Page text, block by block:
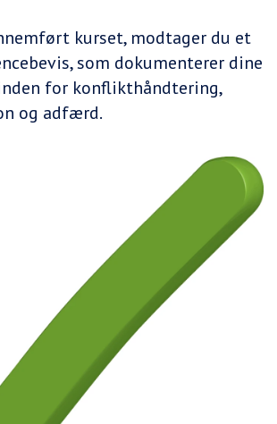
kurset, modtager du et
som dokumenterer dine
for konflikthåndtering,
og adfærd.